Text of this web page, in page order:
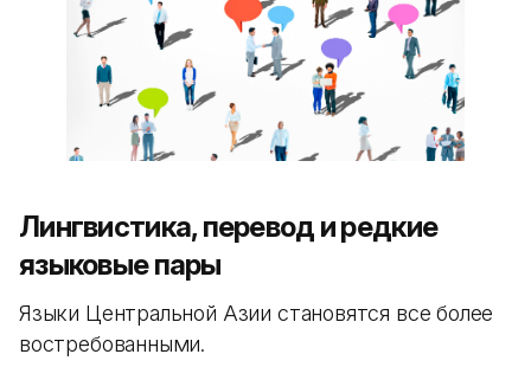
Лингвистика, перевод и редкие
языковые пары
Языки Центральной Азии становятся все более
востребованными.